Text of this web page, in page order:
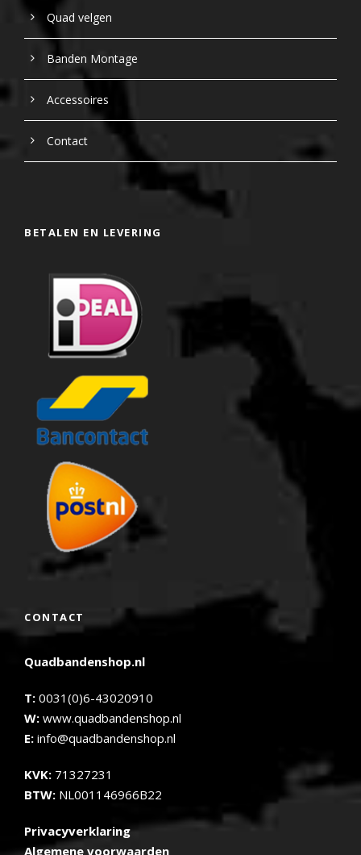
Quad velgen
Banden Montage
Accessoires
Contact
BETALEN EN LEVERING
CONTACT
Quadbandenshop.nl
T: 0031(0)6-43020910
W: www.quadbandenshop.nl
E: info@quadbandenshop.nl
KVK: 71327231
BTW: NL001146966B22
Privacyverklaring
Algemene voorwaarden